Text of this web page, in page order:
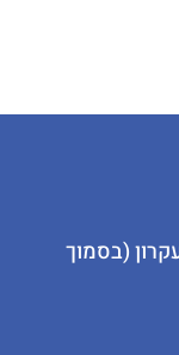
(בסמוך